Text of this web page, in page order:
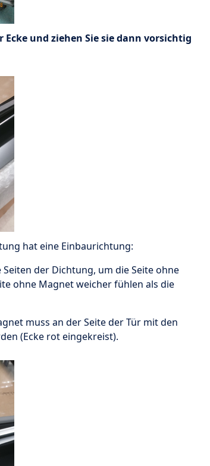
Ecke und ziehen Sie sie dann vorsichtig
hat eine Einbaurichtung:
Seiten der Dichtung, um die Seite ohne
ohne Magnet weicher fühlen als die
muss an der Seite der Tür mit den
(Ecke rot eingekreist).